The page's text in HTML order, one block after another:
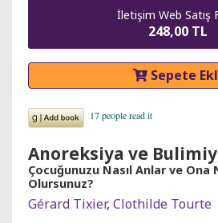
İletişim Web Satış
248,00 TL
Sepete
Anoreksiya ve
Çocuğunuzu Nasıl Anlar ve Ona
Olursunuz?
Gérard Tixier, Clothilde Tourte